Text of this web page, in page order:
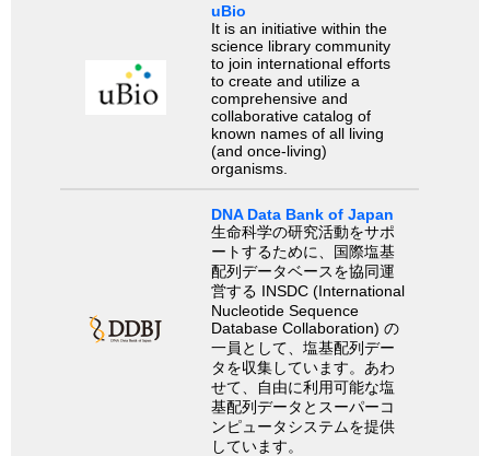
uBio
It is an initiative within the
science library community
to join international efforts
to create and utilize a
comprehensive and
collaborative catalog of
known names of all living
(and once-living)
organisms.
DNA Data Bank of Japan
生命科学の研究活動をサポ
ートするために、国際塩基
配列データベースを協同運
営する INSDC (International
Nucleotide Sequence
Database Collaboration) の
一員として、塩基配列デー
タを収集しています。あわ
せて、自由に利用可能な塩
基配列データとスーパーコ
ンピュータシステムを提供
しています。